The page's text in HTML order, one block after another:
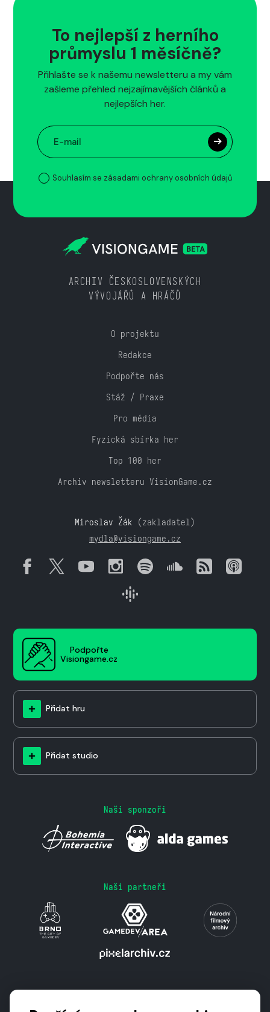
To nejlepší z herního
průmyslu 1 měsíčně?
Přihlašte se k našemu newsletteru a my vám
zašleme přehled nejzajímavějších článků a
nejlepších her.
Souhlasím se zásadami ochrany osobních údajů
ARCHIV ČESKOSLOVENSKÝCH
VÝVOJÁŘŮ A HRÁČŮ
O projektu
Redakce
Podpořte nás
Stáž / Praxe
Pro média
Fyzická sbírka her
Top 100 her
Archiv newsletteru VisionGame.cz
Miroslav Žák (zakladatel)
mydla@visiongame.cz
Podpořte
Visiongame.cz
Přidat hru
Přidat studio
Naši sponzoři
Naši partneři